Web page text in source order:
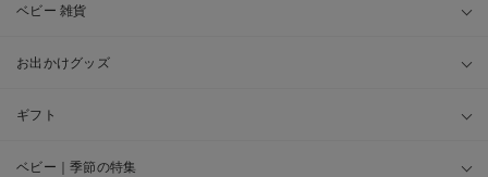
ベビー 雑貨
お出かけグッズ
ギフト
ベビー｜季節の特集